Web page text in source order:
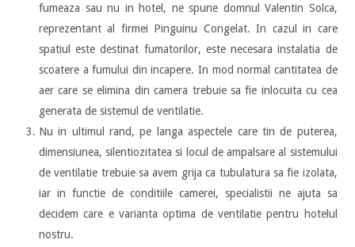
fumeaza sau nu in hotel, ne spune domnul Valentin Solca,
reprezentant al firmei Pinguinu Congelat. In cazul in care
spatiul este destinat fumatorilor, este necesara instalatia de
scoatere a fumului din incapere. In mod normal cantitatea de
aer care se elimina din camera trebuie sa fie inlocuita cu cea
generata de sistemul de ventilatie.
Nu in ultimul rand, pe langa aspectele care tin de puterea,
dimensiunea, silentiozitatea si locul de ampalsare al sistemului
de ventilatie trebuie sa avem grija ca tubulatura sa fie izolata,
iar in functie de conditiile camerei, specialistii ne ajuta sa
decidem care e varianta optima de ventilatie pentru hotelul
nostru.